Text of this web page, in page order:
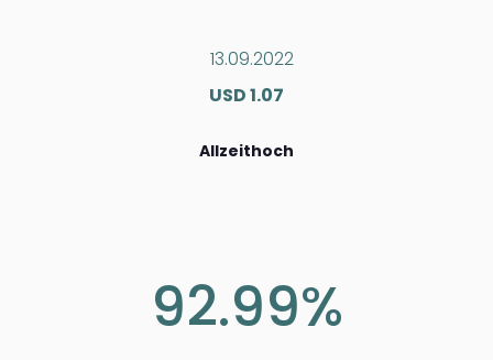
13.09.2022
USD 1.07
Allzeithoch
92.99%